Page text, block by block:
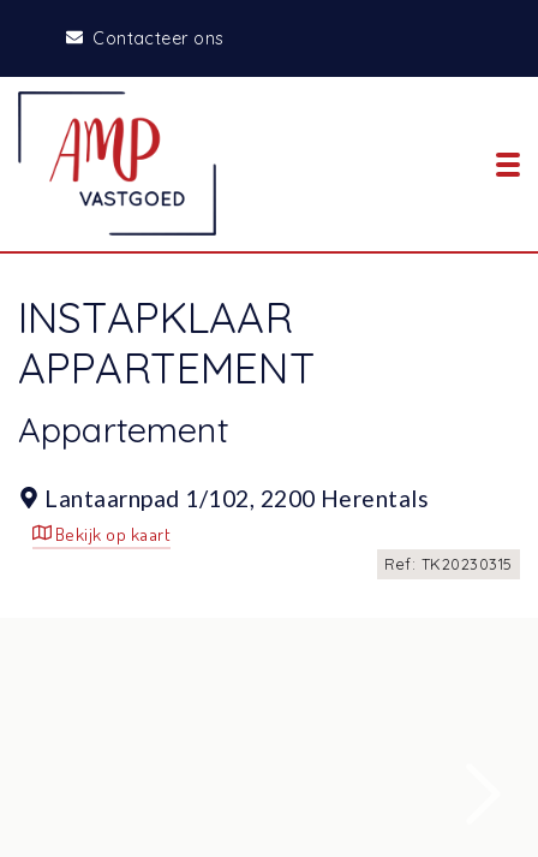
Contacteer ons
INSTAPKLAAR
APPARTEMENT
Appartement
Lantaarnpad 1/102, 2200 Herentals
Bekijk op kaart
Ref: TK20230315